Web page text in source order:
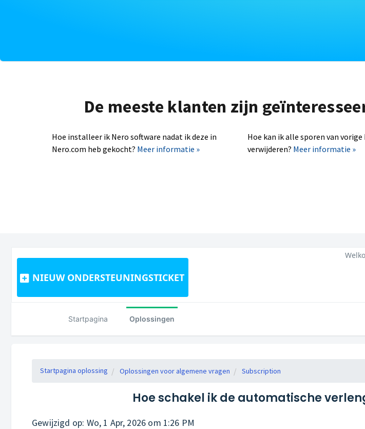
De meeste klanten zijn
Hoe installeer ik Nero software nadat ik deze in
Nero.com heb gekocht? Meer informatie »
Hoe kan ik alle sporen van
verwijderen? Meer informatie »
NIEUW ONDERSTEUNINGSTICKET
Startpagina Oplossingen
Startpagina oplossing Oplossingen voor algemene vragen Subscription
Hoe schakel ik de automatische
Gewijzigd op: Wo, 1 Apr, 2026 om 1:26 PM